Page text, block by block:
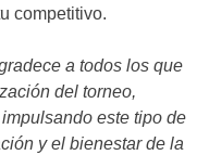
competitivo.
a todos los que
del torneo,
este tipo de
y el bienestar de la